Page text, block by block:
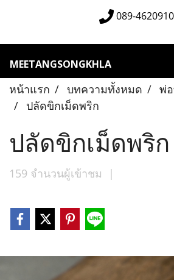
089-4620910
MEETANGSONGKHLA
หน้าแรก บทความทั้งหมด
พ่
ปลัดขิกเม็ดพริก
ปลัดขิกเม็ดพริก
159 จำนวนผู้เข้าชม |